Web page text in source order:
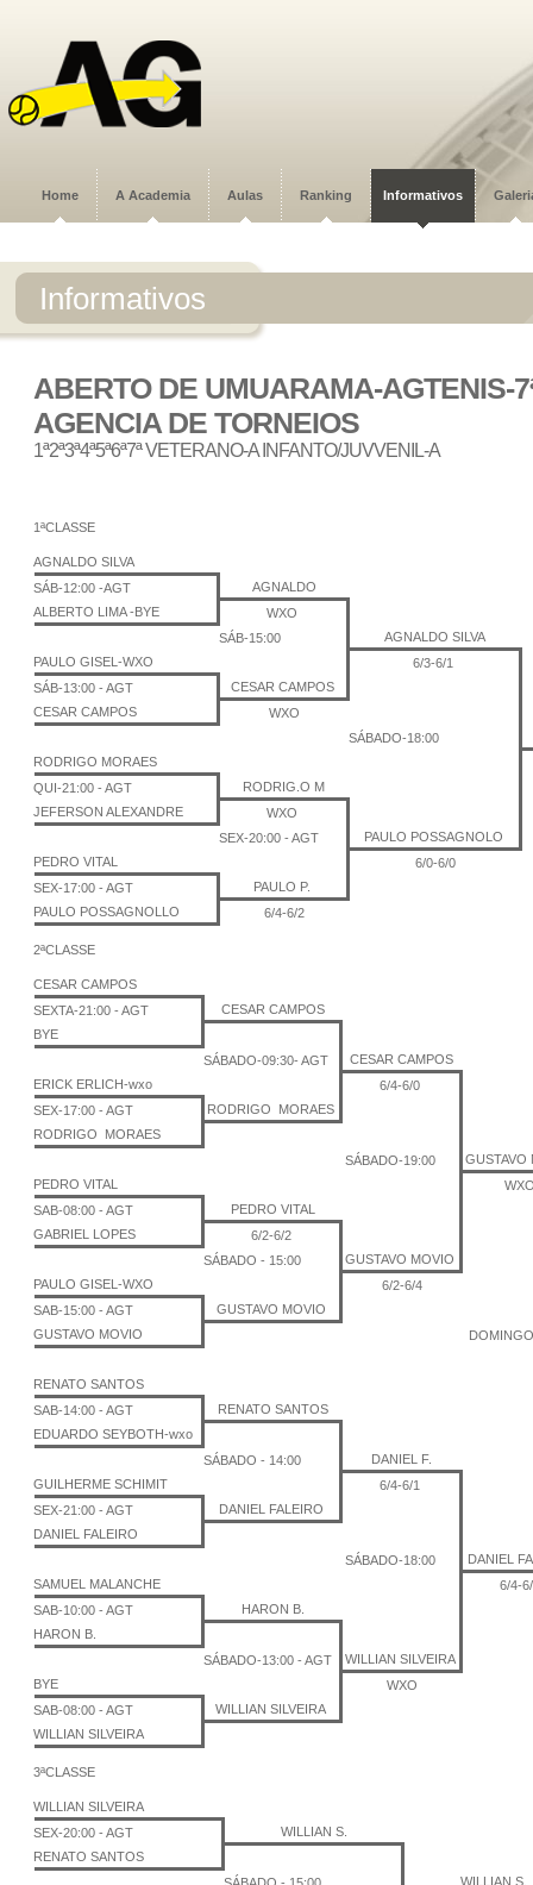
Home A Academia Aulas Ranking Informativos
Informativos
ABERTO DE UMUARAMA-AGTENIS-
AGENCIA DE TORNEIOS
1ª2ª3ª4ª5ª6ª7ª VETERANO-A INFANTO/JUVVENIL-A
1ªCLASSE
AGNALDO SILVA
SÁB-12:00 -AGT
AGNALDO
ALBERTO LIMA -BYE
WXO
SÁB-15:00
AGNALDO SILVA
PAULO GISEL-WXO
6/3-6/1
SÁB-13:00 - AGT
CESAR CAMPOS
CESAR CAMPOS
WXO
SÁBADO-18:00
RODRIGO MORAES
QUI-21:00 - AGT
RODRIG.O M
JEFERSON ALEXANDRE
WXO
SEX-20:00 - AGT
PAULO POSSAGNOLO
PEDRO VITAL
6/0-6/0
SEX-17:00 - AGT
PAULO P.
PAULO POSSAGNOLLO
6/4-6/2
2ªCLASSE
CESAR CAMPOS
SEXTA-21:00 - AGT
CESAR CAMPOS
BYE
SÁBADO-09:30- AGT
CESAR CAMPOS
ERICK ERLICH-wxo
6/4-6/0
SEX-17:00 - AGT
RODRIGO MORAES
RODRIGO MORAES
SÁBADO-19:00
GUSTAVO
PEDRO VITAL
SAB-08:00 - AGT
PEDRO VITAL
GABRIEL LOPES
6/2-6/2
SÁBADO - 15:00
GUSTAVO MOVIO
PAULO GISEL-WXO
6/2-6/4
SAB-15:00 - AGT
GUSTAVO MOVIO
GUSTAVO MOVIO
RENATO SANTOS
SAB-14:00 - AGT
RENATO SANTOS
EDUARDO SEYBOTH-wxo
SÁBADO - 14:00
DANIEL F.
GUILHERME SCHIMIT
6/4-6/1
SEX-21:00 - AGT
DANIEL FALEIRO
DANIEL FALEIRO
SÁBADO-18:00
DANIEL
SAMUEL MALANCHE
6/4-
SAB-10:00 - AGT
HARON B.
HARON B.
SÁBADO-13:00 - AGT
WILLIAN SILVEIRA
BYE
WXO
SAB-08:00 - AGT
WILLIAN SILVEIRA
WILLIAN SILVEIRA
3ªCLASSE
WILLIAN SILVEIRA
SEX-20:00 - AGT
WILLIAN S.
RENATO SANTOS
WILLIAN S.